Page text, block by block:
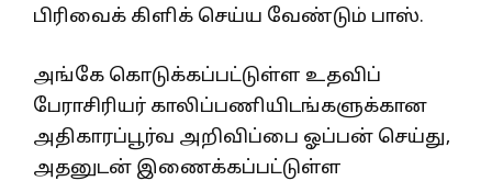
பிரிவைக் கிளிக் செய்ய வேண்டும் பாஸ்.
அங்கே கொடுக்கப்பட்டுள்ள உதவிப்
பேராசிரியர் காலிப்பணியிடங்களுக்கான
அதிகாரப்பூர்வ அறிவிப்பை ஓப்பன் செய்து,
அதனுடன் இணைக்கப்பட்டுள்ள